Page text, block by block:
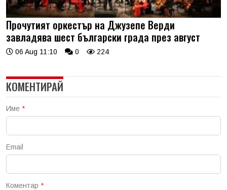
Прочутият оркестър на Джузепе Верди
завладява шест български града през август
06 Aug 11:10 0 224
КОМЕНТИРАЙ
Име *
Email
Коментар *